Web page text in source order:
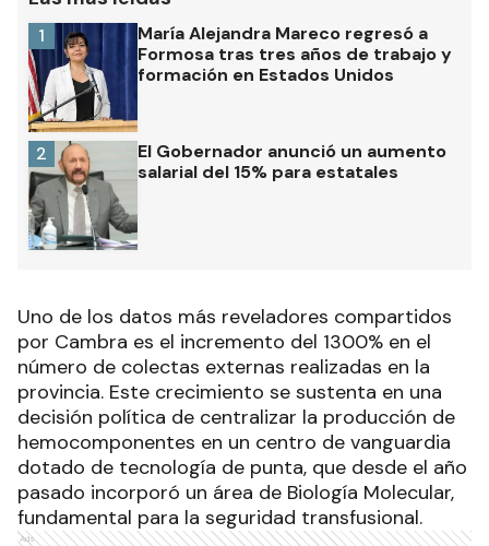
María Alejandra Mareco regresó a
Formosa tras tres años de trabajo y
formación en Estados Unidos
1
El Gobernador anunció un aumento
salarial del 15% para estatales
2
Uno de los datos más reveladores compartidos
por Cambra es el incremento del 1300% en el
número de colectas externas realizadas en la
provincia. Este crecimiento se sustenta en una
decisión política de centralizar la producción de
hemocomponentes en un centro de vanguardia
dotado de tecnología de punta, que desde el año
pasado incorporó un área de Biología Molecular,
fundamental para la seguridad transfusional.
Ads